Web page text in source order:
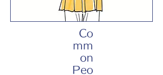
Co
mm
on
Peo